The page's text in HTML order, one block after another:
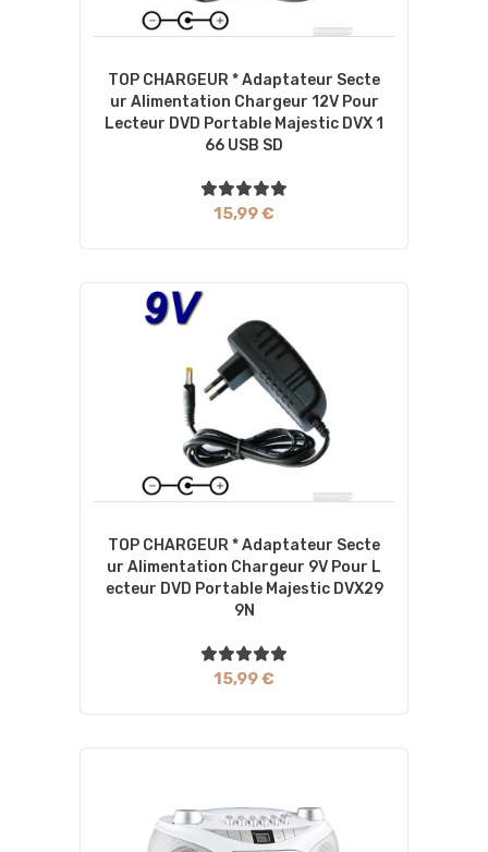
TOP CHARGEUR * Adaptateur Secte
Ur Alimentation Chargeur 12V Pour
Lecteur DVD Portable Majestic DVX 1
66 USB SD
15,99 €
TOP CHARGEUR * Adaptateur Secte
Ur Alimentation Chargeur 9V Pour L
Ecteur DVD Portable Majestic DVX29
9N
15,99 €